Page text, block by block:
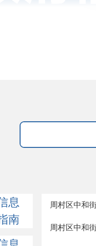
息
南
周村区中和
周村区中和